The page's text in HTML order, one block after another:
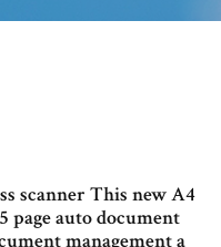
scanner This new A4
page auto document
management a